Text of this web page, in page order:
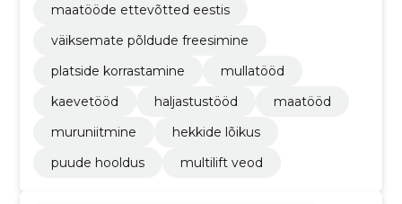
maatööde ettevõtted eestis
väiksemate põldude freesimine
platside korrastamine
mullatööd
kaevetööd
haljastustööd
maatööd
muruniitmine
hekkide lõikus
puude hooldus
multilift veod